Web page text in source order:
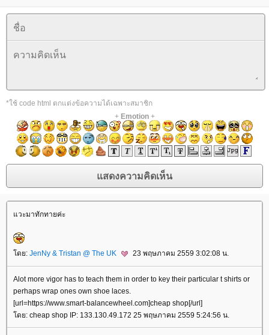
*ใช้ code html ตกแต่งข้อความได้เฉพาะสมาชิก
+ Emotion+
วะมาทักทายค่ะ
ดย: JenNy & Tristan @ The UK 23 พฤษภาคม 2559 3:02:08 น.
Alot more vigor has to teach them in order to key their particular t shirts or
perhaps wrap ones own shoe laces.
[url=https://www.smart-balancewheel.com]cheap shop[/url]
ดย: cheap shop IP: 133.130.49.172 25 พฤษภาคม 2559 5:24:56 น.